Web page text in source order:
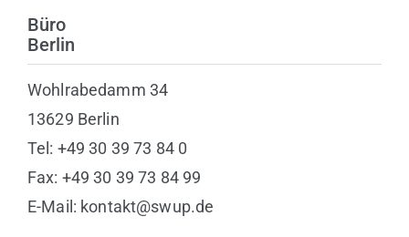
Büro
Berlin
Wohlrabedamm 34
13629 Berlin
Tel: +49 30 39 73 84 0
Fax: +49 30 39 73 84 99
E-Mail: kontakt@swup.de